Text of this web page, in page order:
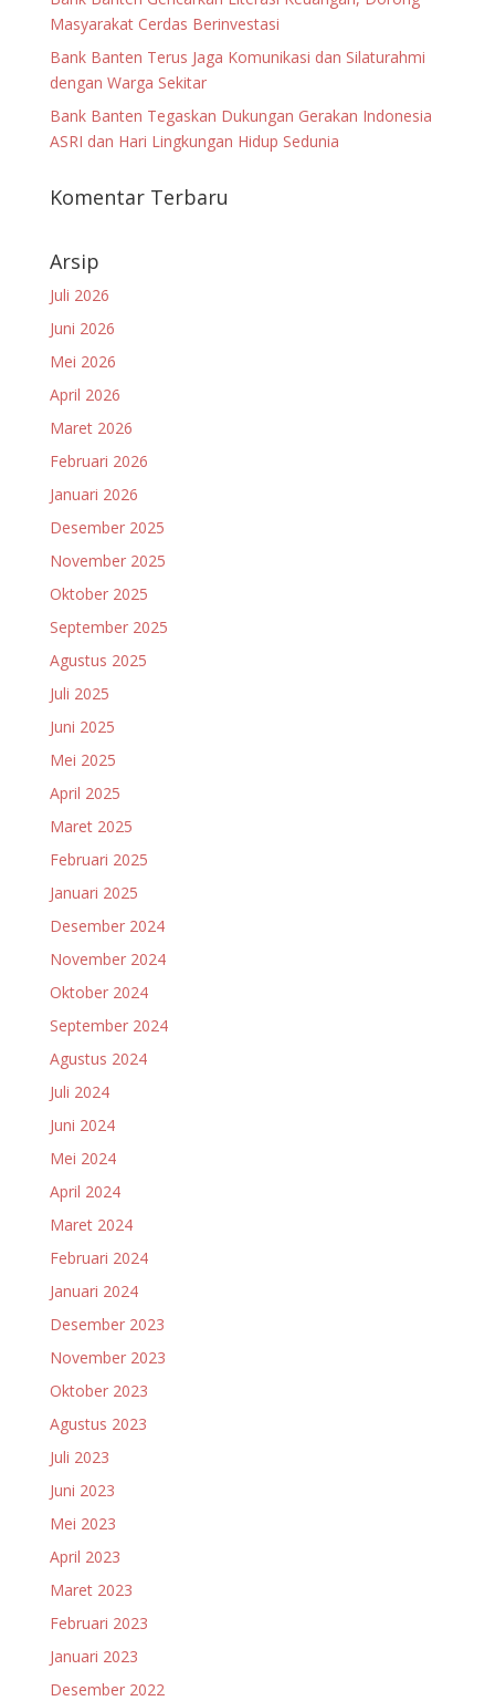
Masyarakat Cerdas Berinvestasi
Bank Banten Terus Jaga Komunikasi dan Silaturahmi
dengan Warga Sekitar
Bank Banten Tegaskan Dukungan Gerakan Indonesia
ASRI dan Hari Lingkungan Hidup Sedunia
Komentar Terbaru
Arsip
Juli 2026
Juni 2026
Mei 2026
April 2026
Maret 2026
Februari 2026
Januari 2026
Desember 2025
November 2025
Oktober 2025
September 2025
Agustus 2025
Juli 2025
Juni 2025
Mei 2025
April 2025
Maret 2025
Februari 2025
Januari 2025
Desember 2024
November 2024
Oktober 2024
September 2024
Agustus 2024
Juli 2024
Juni 2024
Mei 2024
April 2024
Maret 2024
Februari 2024
Januari 2024
Desember 2023
November 2023
Oktober 2023
Agustus 2023
Juli 2023
Juni 2023
Mei 2023
April 2023
Maret 2023
Februari 2023
Januari 2023
Desember 2022